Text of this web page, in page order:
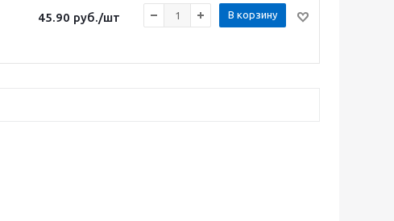
45.90 руб./шт В корзину